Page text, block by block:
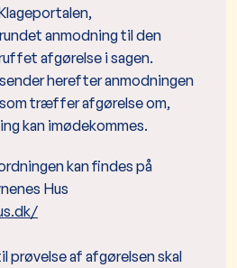
anmodning til den
afgørelse i sagen.
herefter anmodningen
træffer afgørelse om,
kan imødekommes.
kan findes på
Hus
prøvelse af afgørelsen skal